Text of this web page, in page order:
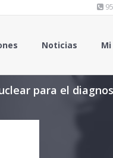
Noticias
para el